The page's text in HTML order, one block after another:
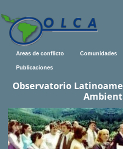
Areas de conflicto Comunidades
Publicaciones
Observatorio